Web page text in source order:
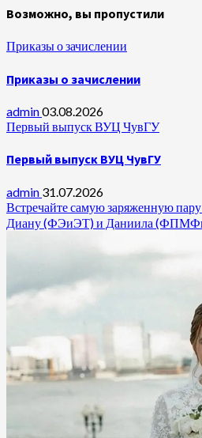
Возможно, вы пропустили
Приказы о зачислении
Приказы о зачислении
admin03.08.2026
Первый выпуск ВУЦ ЧувГУ
Первый выпуск ВУЦ ЧувГУ
admin 31.07.2026
Встречайте самую заряженную
Диану (ФЭиЭТ) и Даниила